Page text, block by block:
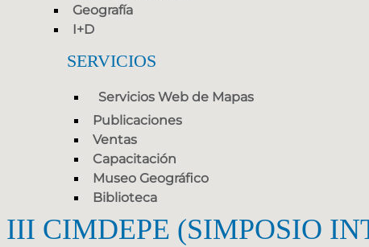
Geografía
I+D
SERVICIOS
Servicios Web de Mapas
Publicaciones
Ventas
Capacitación
Museo Geográfico
Biblioteca
III CIMDEPE (SIMPOSIO